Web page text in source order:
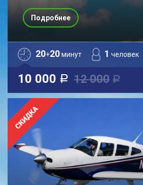
20+20минут 1 человек
10 000 a 12 000 a
Подробнее